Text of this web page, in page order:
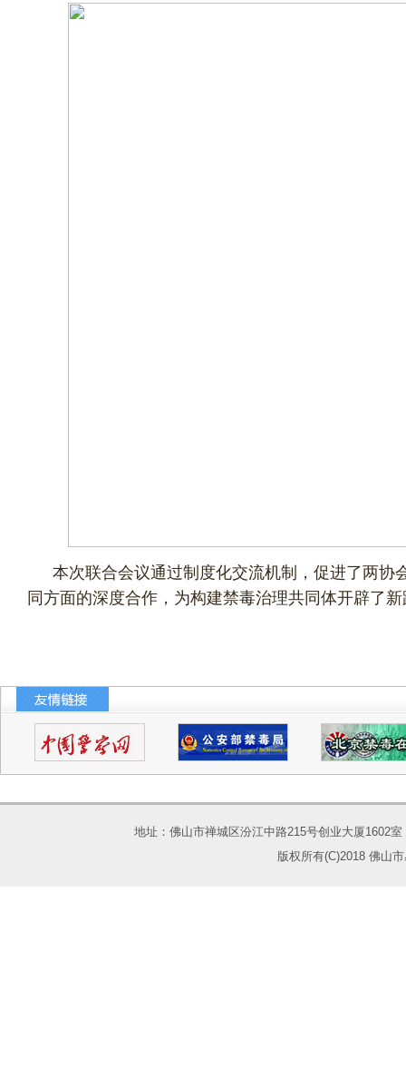
本次联合会议通过制度化交流机制，促进了两协
同方面的深度合作，为构建禁毒治理共同体开辟了
地址：佛山市禅城区汾江中路215号创业大厦1602
版权所有(C)2018 佛山